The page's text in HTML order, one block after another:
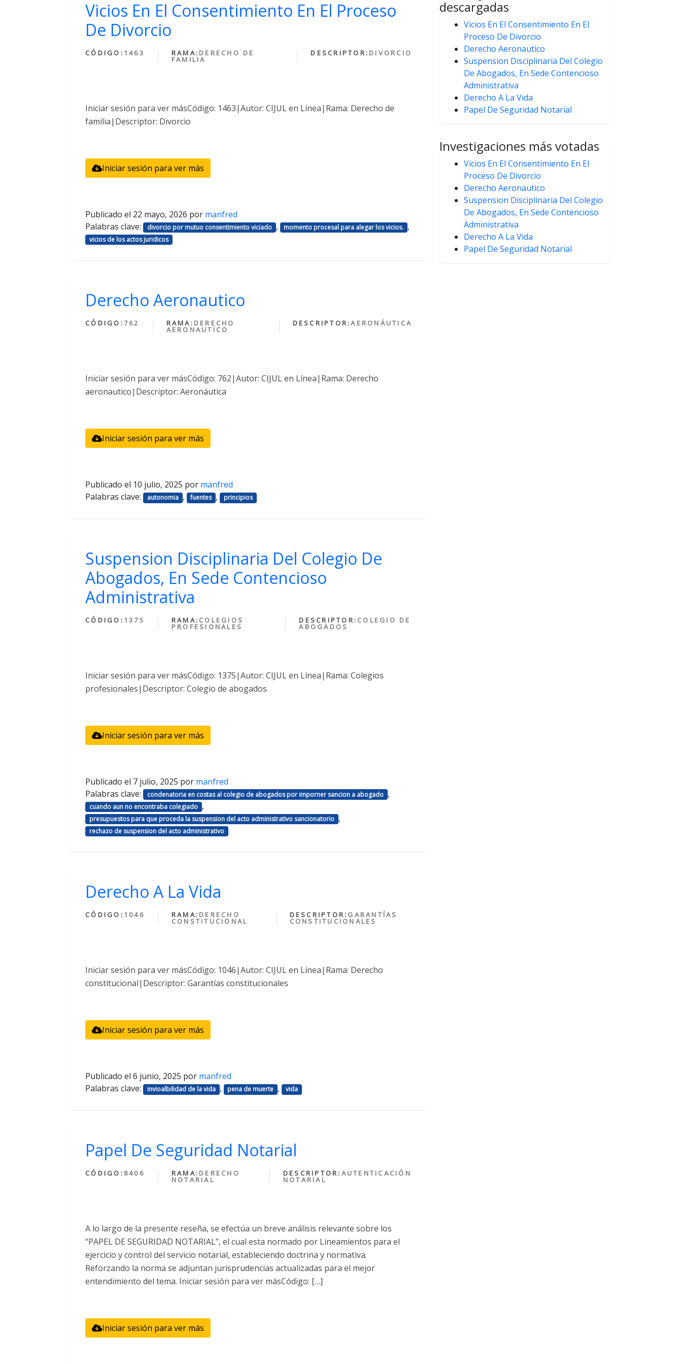
Vicios En El Consentimiento En El Proceso
De Divorcio
CÓDIGO: 1463 RAMA: DERECHO DE
FAMILIA
DESCRIPTOR: DIVORCIO
Iniciar sesión para ver másCódigo: 1463|Autor: CIJUL en Línea|Rama: Derecho de
familia|Descriptor: Divorcio
Iniciar sesión para ver más
Publicado el 22 mayo, 2026 por manfred
Palabras clave:
divorcio por mutuo consentimiento viciado , momento procesal para alegar los vicios. ,
vicios de los actos juridicos
Derecho Aeronautico
CÓDIGO: 762 RAMA: DERECHO
AERONAUTICO
DESCRIPTOR:AERONÁUTICA
Iniciar sesión para ver másCódigo: 762|Autor: CIJUL en Línea|Rama: Derecho
aeronautico|Descriptor: Aeronáutica
Iniciar sesión para ver más
Publicado el 10 julio, 2025 por manfred
Palabras clave:
autonomia , fuentes , principios
Suspension Disciplinaria Del Colegio De
Abogados, En Sede Contencioso
Administrativa
CÓDIGO: 1375 RAMA: COLEGIOS
PROFESIONALES
DESCRIPTOR: COLEGIO DE
ABOGADOS
Iniciar sesión para ver másCódigo: 1375|Autor: CIJUL en Línea|Rama: Colegios
profesionales|Descriptor: Colegio de abogados
Iniciar sesión para ver más
Publicado el 7 julio, 2025 por manfred
Palabras clave:
condenatoria en costas al colegio de abogados por imporner sancion a abogado ,
cuando aun no encontraba colegiado ,
presupuestos para que proceda la suspension del acto administrativo sancionatorio ,
rechazo de suspension del acto administrativo
Derecho A La Vida
CÓDIGO: 1046 RAMA: DERECHO
CONSTITUCIONAL
DESCRIPTOR: GARANTÍAS
CONSTITUCIONALES
Iniciar sesión para ver másCódigo: 1046|Autor: CIJUL en Línea|Rama: Derecho
constitucional|Descriptor: Garantías constitucionales
Iniciar sesión para ver más
Publicado el 6 junio, 2025 por manfred
Palabras clave:
invioalbilidad de la vida , pena de muerte , vida
Papel De Seguridad Notarial
CÓDIGO: 8406 RAMA: DERECHO
NOTARIAL
DESCRIPTOR: AUTENTICACIÓN
NOTARIAL
A lo largo de la presente reseña, se efectúa un breve análisis relevante sobre los
“PAPEL DE SEGURIDAD NOTARIAL”, el cual esta normado por Lineamientos para el
ejercicio y control del servicio notarial, estableciendo doctrina y normativa.
Reforzando la norma se adjuntan jurisprudencias actualizadas para el mejor
entendimiento del tema. Iniciar sesión para ver másCódigo: […]
Iniciar sesión para ver más
descargadas
Vicios En El Consentimiento En El
Proceso De Divorcio
Derecho Aeronautico
Suspension Disciplinaria Del Colegio
De Abogados, En Sede Contencioso
Administrativa
Derecho A La Vida
Papel De Seguridad Notarial
Investigaciones más votadas
Vicios En El Consentimiento En El
Proceso De Divorcio
Derecho Aeronautico
Suspension Disciplinaria Del Colegio
De Abogados, En Sede Contencioso
Administrativa
Derecho A La Vida
Papel De Seguridad Notarial